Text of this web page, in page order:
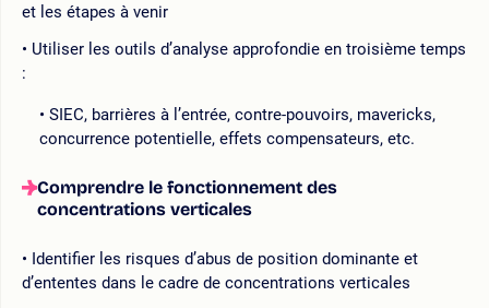
et les étapes à venir
Utiliser les outils d’analyse approfondie en troisième temps
:
SIEC, barrières à l’entrée, contre-pouvoirs, mavericks,
concurrence potentielle, effets compensateurs, etc.
Comprendre le fonctionnement des
concentrations verticales
Identifier les risques d’abus de position dominante et
d’ententes dans le cadre de concentrations verticales